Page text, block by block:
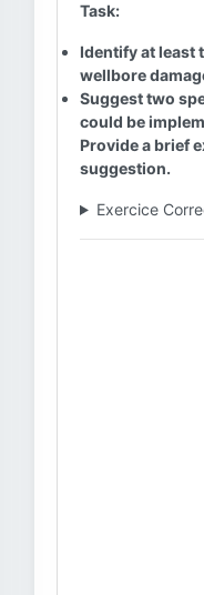
Task:
Identify at least
wellbore
Suggest two
could be
Provide a brief
suggestion.
Exercice